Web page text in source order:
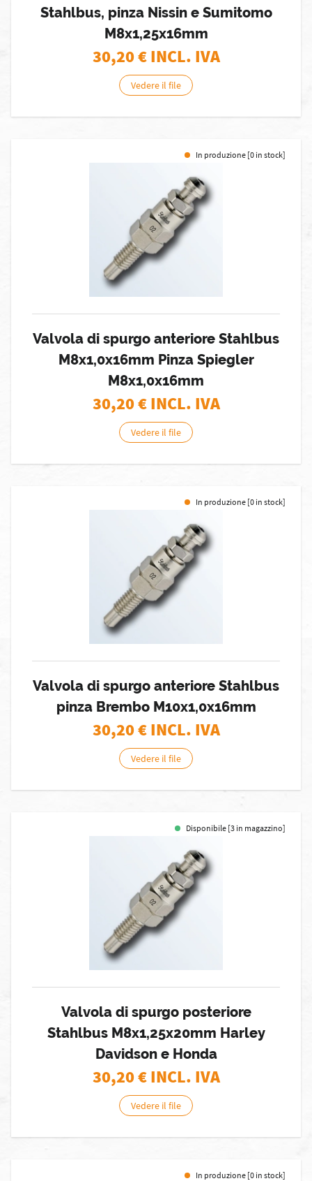
Stahlbus, pinza Nissin e Sumitomo
M8x1,25x16mm
30,20€ INCL. IVA
Vedere il file
In produzione [0 in stock]
Valvola di spurgo anteriore Stahlbus
M8x1,0x16mm Pinza Spiegler
M8x1,0x16mm
30,20€ INCL. IVA
Vedere il file
In produzione [0 in stock]
Valvola di spurgo anteriore Stahlbus
pinza Brembo M10x1,0x16mm
30,20€ INCL. IVA
Vedere il file
Disponibile [3 in magazzino]
Valvola di spurgo posteriore
Stahlbus M8x1,25x20mm Harley
Davidson e Honda
30,20€ INCL. IVA
Vedere il file
In produzione [0 in stock]